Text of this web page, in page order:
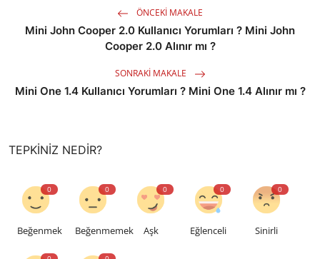
ÖNCEKI MAKALE
Mini John Cooper 2.0 Kullanıcı Yorumları ? Mini John
Cooper 2.0 Alınır mı ?
SONRAKI MAKALE
Mini One 1.4 Kullanıcı Yorumları ? Mini One 1.4 Alınır mı ?
TEPKINIZ NEDIR?
0
Beğenmek
0
Beğenmemek
0
Aşk
0
Eğlenceli
0
Sinirli